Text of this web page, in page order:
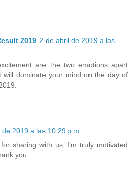
2019 2 de abril de 2019 a las
are the two emotions apart
will dominate your mind on the day of
2019 a las 10:29 p.m.
sharing with us. I’m truly motivated
you.